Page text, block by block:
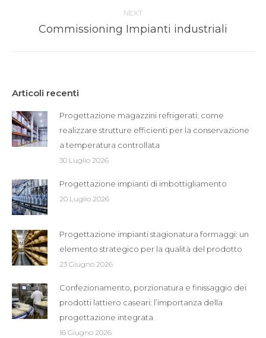
NEXT
Next
Commissioning Impianti industriali
Articoli recenti
Progettazione magazzini refrigerati: come
realizzare strutture efficienti per la conservazione
a temperatura controllata
30 Luglio 2026
Progettazione impianti di imbottigliamento
20 Luglio 2026
Progettazione impianti stagionatura formaggi: un
elemento strategico per la qualità del prodotto
23 Giugno 2026
Confezionamento, porzionatura e finissaggio dei
prodotti lattiero caseari: l’importanza della
progettazione integrata
16 Giugno 2026